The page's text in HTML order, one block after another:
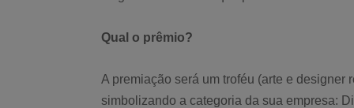
Qual o prêmio?
A premiação será um troféu (arte e
simbolizando a categoria da sua empresa: